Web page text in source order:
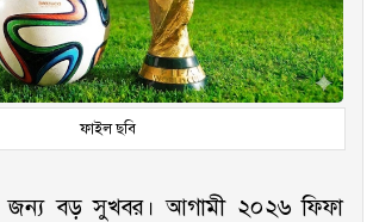
ফাইল ছবি
জন্য বড় সুখবর। আগামী ২০২৬ ফিফা